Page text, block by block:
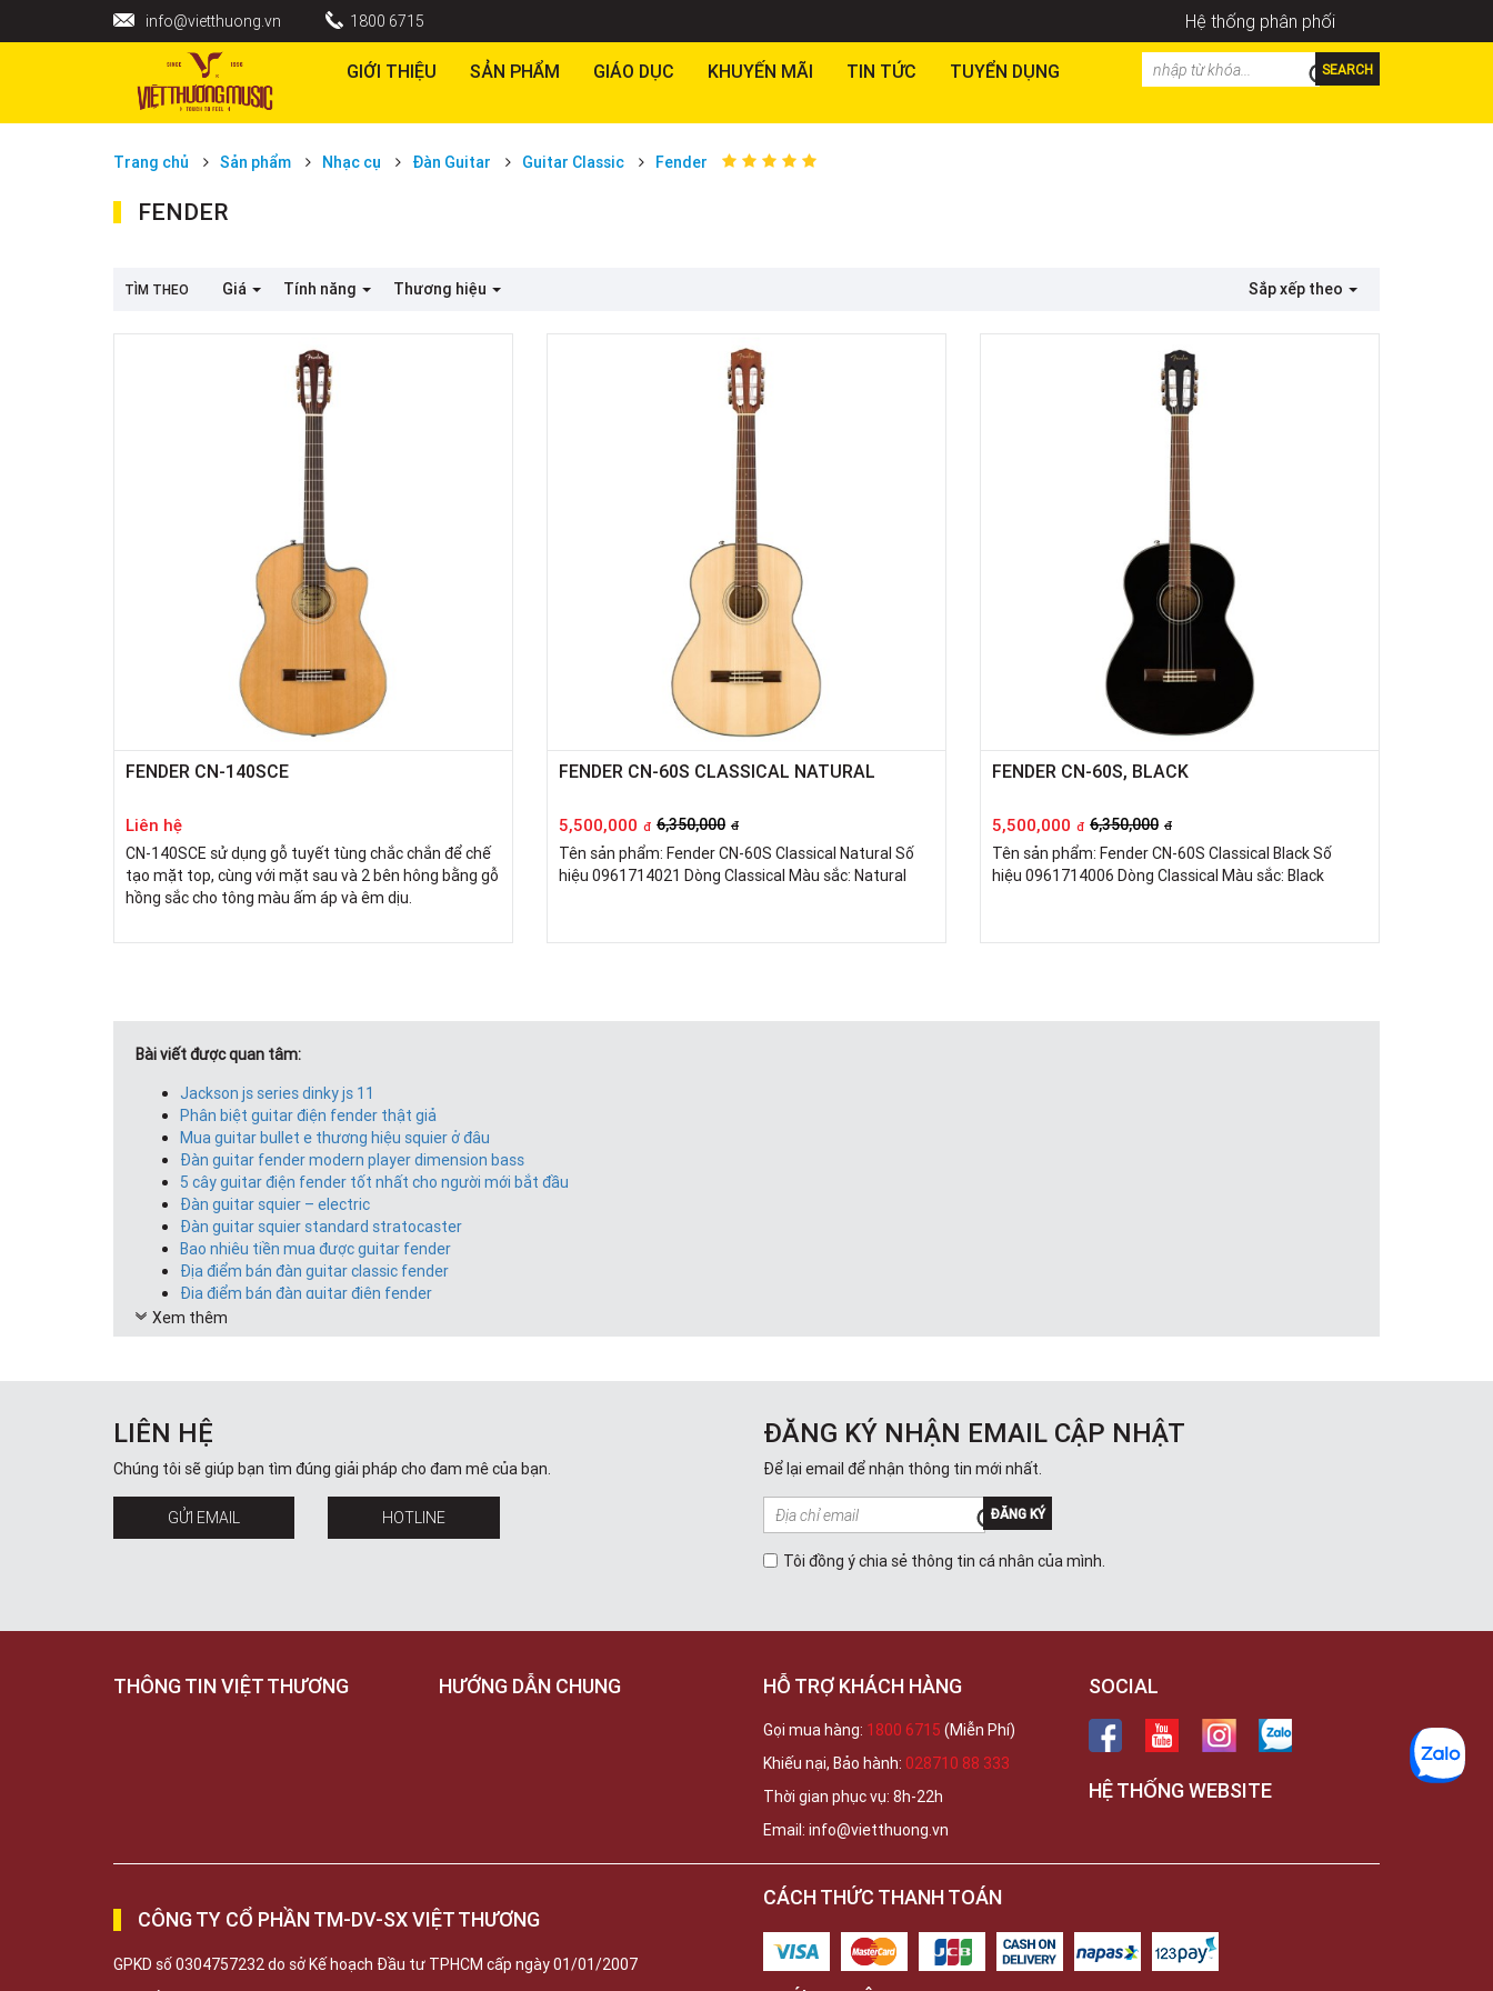
info@vietthuong.vn 1800 6715 Hệ thống phân phối
GIỚI THIỆU SẢN PHẨM GIÁO DỤC KHUYẾN MÃI TIN TỨC TUYỂN DỤNG SEARCH
Trang chủ Sản phẩm Nhạc cụ Đàn Guitar Guitar Classic Fender
FENDER
TÌM THEO Giá Tính năng Thương hiệu Sắp xếp theo
FENDER CN-140SCE
Liên hệ
CN-140SCE sử dụng gỗ tuyết tùng chắc chắn để chế
tạo mặt top, cùng với mặt sau và 2 bên hông bằng gỗ
hồng sắc cho tông màu ấm áp và êm dịu.
FENDER CN-60S CLASSICAL NATURAL
5,500,000 đ 6,350,000 đ
Tên sản phẩm: Fender CN-60S Classical Natural Số
hiệu 0961714021 Dòng Classical Màu sắc: Natural
FENDER CN-60S, BLACK
5,500,000 đ 6,350,000 đ
Tên sản phẩm: Fender CN-60S Classical Black Số
hiệu 0961714006 Dòng Classical Màu sắc: Black
Bài viết được quan tâm:
Jackson js series dinky js 11
Phân biệt guitar điện fender thật giả
Mua guitar bullet e thương hiệu squier ở đâu
Đàn guitar fender modern player dimension bass
5 cây guitar điện fender tốt nhất cho người mới bắt đầu
Đàn guitar squier – electric
Đàn guitar squier standard stratocaster
Bao nhiêu tiền mua được guitar fender
Địa điểm bán đàn guitar classic fender
Địa điểm bán đàn guitar điện fender
Xem thêm
LIÊN HỆ
Chúng tôi sẽ giúp bạn tìm đúng giải pháp cho đam mê của bạn.
GỬI EMAIL HOTLINE
ĐĂNG KÝ NHẬN EMAIL CẬP NHẬT
Để lại email để nhận thông tin mới nhất.
ĐĂNG KÝ
Tôi đồng ý chia sẻ thông tin cá nhân của mình.
THÔNG TIN VIỆT THƯƠNG HƯỚNG DẪN CHUNG HỖ TRỢ KHÁCH HÀNG
Gọi mua hàng: 1800 6715 (Miễn Phí)
Khiếu nại, Bảo hành: 028710 88 333
Thời gian phục vụ: 8h-22h
Email: info@vietthuong.vn
SOCIAL
HỆ THỐNG WEBSITE
CÔNG TY CỔ PHẦN TM-DV-SX VIỆT THƯƠNG
GPKD số 0304757232 do sở Kế hoạch Đầu tư TPHCM cấp ngày 01/01/2007
CÁCH THỨC THANH TOÁN